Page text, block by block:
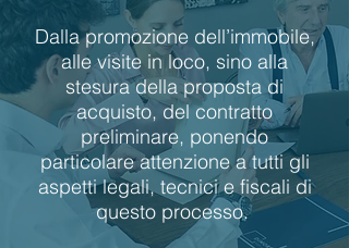
Dalla promozione dell’immobile,
alle visite in loco, sino alla
stesura della proposta di
acquisto, del contratto
preliminare, ponendo
particolare attenzione a tutti gli
aspetti legali, tecnici e fiscali di
questo processo.